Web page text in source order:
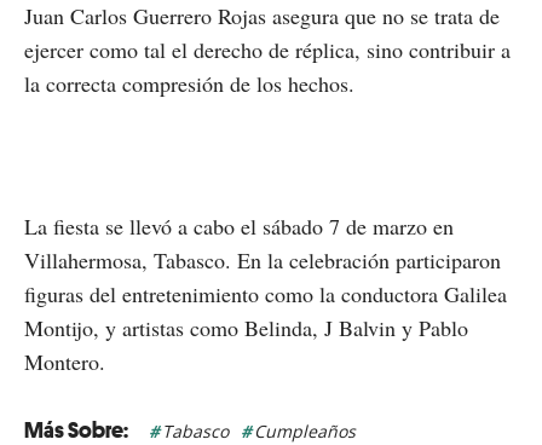
Juan Carlos Guerrero Rojas asegura que no se trata de
ejercer como tal el derecho de réplica, sino contribuir a
la correcta compresión de los hechos.
La fiesta se llevó a cabo el sábado 7 de marzo en
Villahermosa, Tabasco. En la celebración participaron
figuras del entretenimiento como la conductora Galilea
Montijo, y artistas como Belinda, J Balvin y Pablo
Montero.
Tabasco Cumpleaños